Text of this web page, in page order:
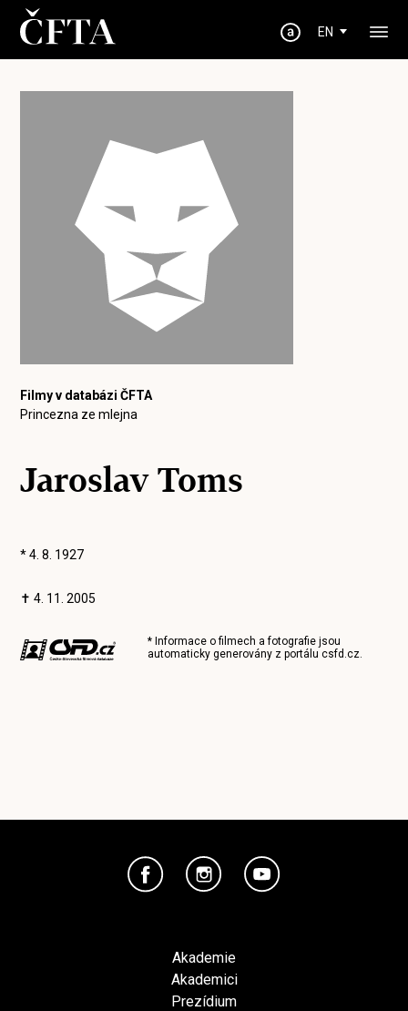
EN
Filmy v databázi ČFTA
Princezna ze mlejna
Jaroslav Toms
* 4. 8. 1927
✝ 4. 11. 2005
* Informace o filmech a fotografie jsou
automaticky generovány z portálucsfd.cz.
Akademie
Akademici
Prezídium